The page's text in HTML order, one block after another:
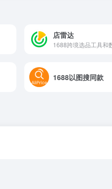
店雷达
1688跨境选品工具和
1688以图搜同款